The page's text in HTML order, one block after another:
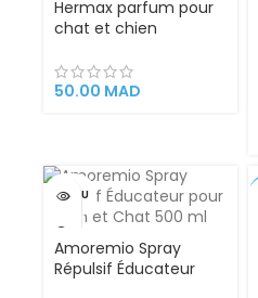
Hermax parfum pour
chat et chien
50.00 MAD
VENDU
Amoremio Spray
Répulsif Éducateur